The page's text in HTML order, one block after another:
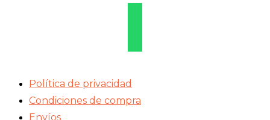
Política de privacidad
Condiciones de compra
Envíos